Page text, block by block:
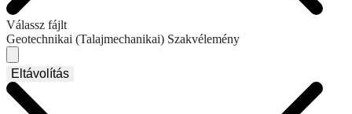
Válassz fájlt
Geotechnikai (Talajmechanikai) Szakvélemény
Eltávolítás